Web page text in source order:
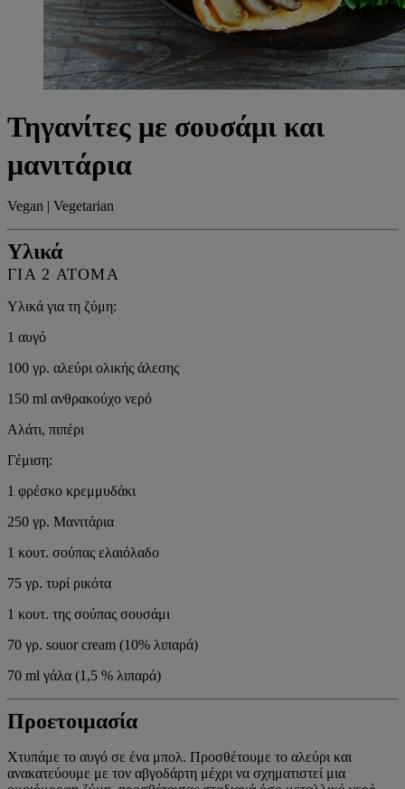
Τηγανίτες με σουσάμι και
μανιτάρια
Vegan | Vegetarian
Υλικά
ΓΙΑ 2 ΆΤΟΜΑ
Υλικά για τη ζύμη:
1 αυγό
100 γρ. αλεύρι ολικής άλεσης
150 ml ανθρακούχο νερό
Αλάτι, πιπέρι
Γέμιση:
1 φρέσκο κρεμμυδάκι
250 γρ. Μανιτάρια
1 κουτ. σούπας ελαιόλαδο
75 γρ. τυρί ρικότα
1 κουτ. της σούπας σουσάμι
70 γρ. souor cream (10% λιπαρά)
70 ml γάλα (1,5 % λιπαρά)
Προετοιμασία
Χτυπάμε το αυγό σε ένα μπολ. Προσθέτουμε το αλεύρι και
ανακατεύουμε με τον αβγοδάρτη μέχρι να σχηματιστεί μια